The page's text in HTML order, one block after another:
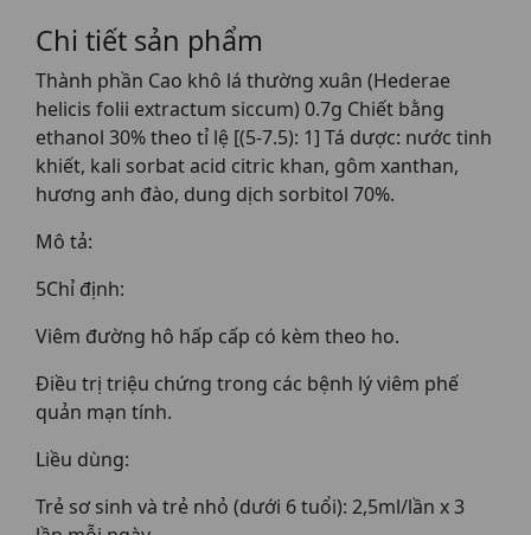
Chi tiết sản phẩm
Thành phần Cao khô lá thường xuân (Hederae
helicis folii extractum siccum) 0.7g Chiết bằng
ethanol 30% theo tỉ lệ [(5-7.5): 1] Tá dược: nước tinh
khiết, kali sorbat acid citric khan, gôm xanthan,
hương anh đào, dung dịch sorbitol 70%.
Mô tả:
5Chỉ định:
Viêm đường hô hấp cấp có kèm theo ho.
Điều trị triệu chứng trong các bệnh lý viêm phế
quản mạn tính.
Liều dùng:
Trẻ sơ sinh và trẻ nhỏ (dưới 6 tuổi): 2,5ml/lần x 3